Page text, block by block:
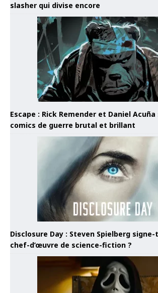
slasher qui divise encore
Escape : Rick Remender et Daniel
comics de guerre brutal et brillant
Disclosure Day : Steven Spielberg
chef-d’œuvre de science-fiction ?